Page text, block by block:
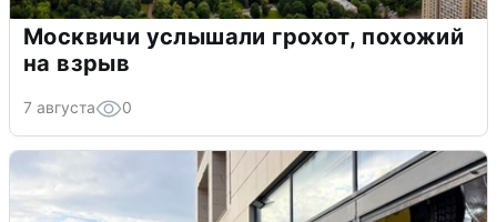
Москвичи услышали грохот, похожий
на взрыв
7 августа 0